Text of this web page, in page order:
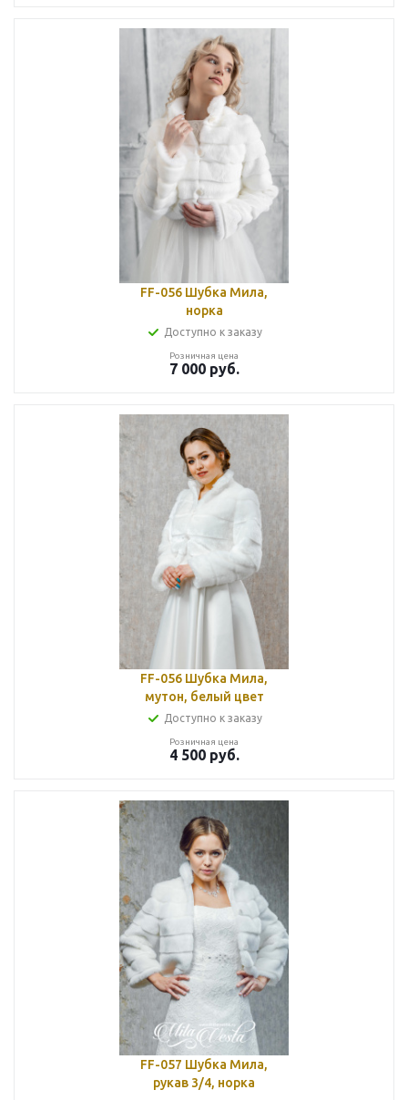
FF-056 Шубка Мила,
норка
Доступно к заказу
Розничная цена
7 000руб.
FF-056 Шубка Мила,
мутон, белый цвет
Доступно к заказу
Розничная цена
4 500руб.
FF-057 Шубка Мила,
рукав 3/4, норка